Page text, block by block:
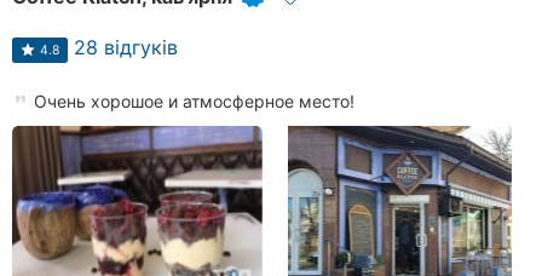
4.8 28 відгуків
Очень хорошое и атмосферное место!